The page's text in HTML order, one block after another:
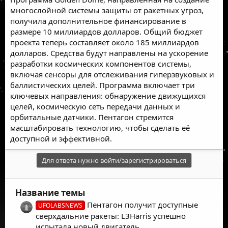
многослойной системы защиты от ракетных угроз,
получила дополнительное финансирование в
размере 10 миллиардов долларов. Общий бюджет
проекта теперь составляет около 185 миллиардов
долларов. Средства будут направлены на ускорение
разработки космических компонентов системы,
включая сенсоры для отслеживания гиперзвуковых и
баллистических целей. Программа включает три
ключевых направления: обнаружение движущихся
целей, космическую сеть передачи данных и
орбитальные датчики. Пентагон стремится
масштабировать технологию, чтобы сделать её
доступной и эффективной.
Для ответа нужно войти/зарегистрироваться
Название темы
UFOLABSNEWS
Пентагон получит доступные
сверхдальние ракеты: L3Harris успешно